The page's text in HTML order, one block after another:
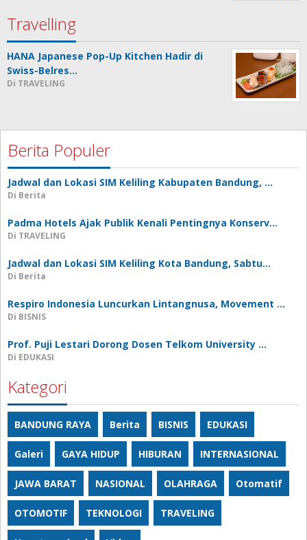
Travelling
HANA Japanese Pop-Up Kitchen Hadir di
Swiss-Belres…
Di TRAVELING
Berita Populer
Jadwal dan Lokasi SIM Keliling Kabupaten Bandung, …
Di Berita
Padma Hotels Ajak Publik Kenali Pentingnya Konserv…
Di TRAVELING
Jadwal dan Lokasi SIM Keliling Kota Bandung, Sabtu…
Di Berita
Respiro Indonesia Luncurkan Lintangnusa, Movement …
Di BISNIS
Prof. Puji Lestari Dorong Dosen Telkom University …
Di EDUKASI
Kategori
BANDUNG RAYA Berita BISNIS EDUKASI
Galeri GAYA HIDUP HIBURAN INTERNASIONAL
JAWA BARAT NASIONAL OLAHRAGA Otomatif
OTOMOTIF TEKNOLOGI TRAVELING